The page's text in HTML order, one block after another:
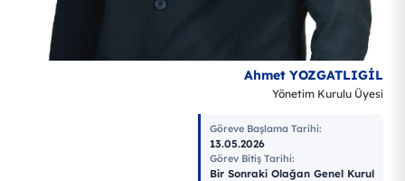
Ahmet YOZGATLIGİL
Yönetim Kurulu Üyesi
Göreve Başlama Tarihi:
13.05.2026
Görev Bitiş Tarihi:
Bir Sonraki Olağan Genel Kurul